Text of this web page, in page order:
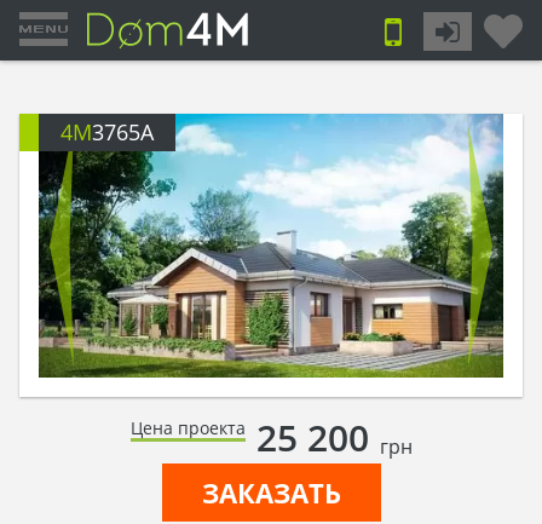
4M3765A
Цена проекта 25 200 грн
ЗАКАЗАТЬ